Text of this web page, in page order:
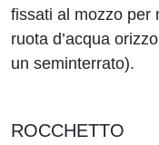
fissati al mozzo per
ruota d’acqua
un seminterrato).
ROCCHETTO